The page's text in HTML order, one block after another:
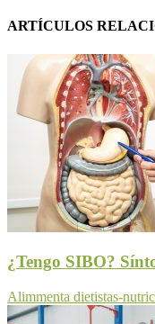
ARTÍCULOS
¿Tengo SIBO?
Alimmenta dietistas-